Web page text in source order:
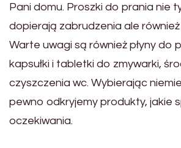
Pani domu. Proszki do prania nie
dopierają zabrudzenia ale
Warte uwagi są również płyny do
kapsułki i tabletki do zmywarki,
czyszczenia wc. Wybierając
pewno odkryjemy produkty, jakie
oczekiwania.